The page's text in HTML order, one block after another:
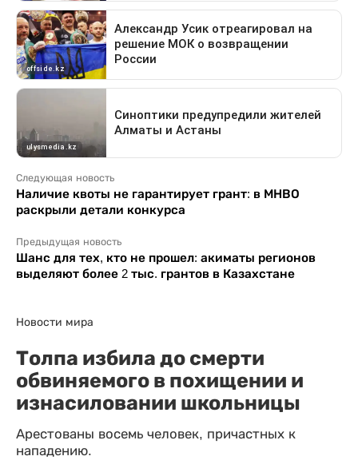
Следующая новость
Наличие квоты не гарантирует грант: в МНВО
раскрыли детали конкурса
Предыдущая новость
Шанс для тех, кто не прошел: акиматы регионов
выделяют более 2 тыс. грантов в Казахстане
Новости мира
Толпа избила до смерти
обвиняемого в похищении и
изнасиловании школьницы
Арестованы восемь человек, причастных к
нападению.